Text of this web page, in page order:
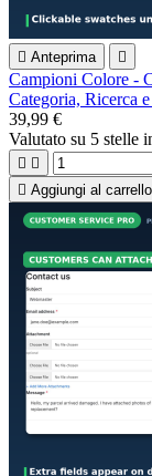
 Anteprima 
Campioni Colore -
Categoria, Ricerca
39,99 €
Valutato su 5 stelle
 
 Aggiungi al carrello